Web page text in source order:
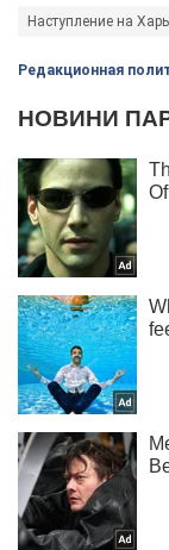
Наступление на
Редакционная